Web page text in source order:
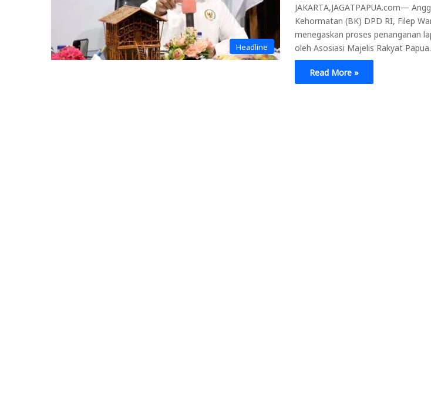
Headline
JAKARTA,JAGATPAPUA.com—
Kehormatan (BK) DPD RI, Filep
menegaskan proses penanganan
oleh Asosiasi Majelis Rakyat Papua…
Read More »